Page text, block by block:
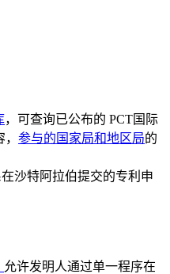
，可查询已公布的 PCT国际
参与的国家局和地区局的
沙特阿拉伯提交的专利申
允许发明人通过单一程序在